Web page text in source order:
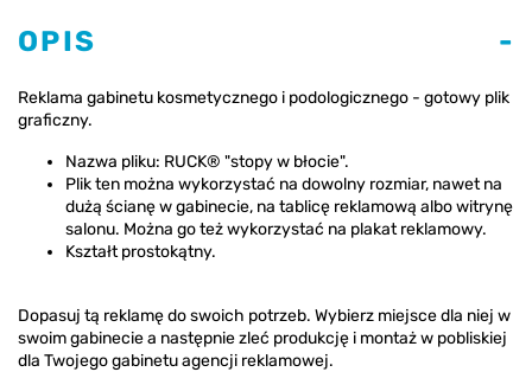
OPIS
Reklama gabinetu kosmetycznego i podologicznego - gotowy plik
graficzny.
Nazwa pliku: RUCK® "stopy w błocie".
Plik ten można wykorzystać na dowolny rozmiar, nawet na
dużą ścianę w gabinecie, na tablicę reklamową albo witrynę
salonu. Można go też wykorzystać na plakat reklamowy.
Kształt prostokątny.
Dopasuj tą reklamę do swoich potrzeb. Wybierz miejsce dla niej w
swoim gabinecie a następnie zleć produkcję i montaż w pobliskiej
dla Twojego gabinetu agencji reklamowej.